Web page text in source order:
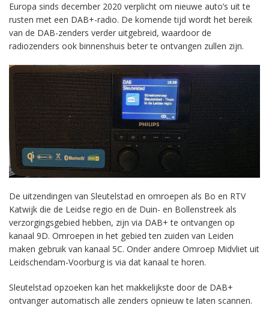
Europa sinds december 2020 verplicht om nieuwe auto’s uit te
rusten met een DAB+-radio. De komende tijd wordt het bereik
van de DAB-zenders verder uitgebreid, waardoor de
radiozenders ook binnenshuis beter te ontvangen zullen zijn.
De uitzendingen van Sleutelstad en omroepen als Bo en RTV
Katwijk die de Leidse regio en de Duin- en Bollenstreek als
verzorgingsgebied hebben, zijn via DAB+ te ontvangen op
kanaal 9D. Omroepen in het gebied ten zuiden van Leiden
maken gebruik van kanaal 5C. Onder andere Omroep Midvliet uit
Leidschendam-Voorburg is via dat kanaal te horen.
Sleutelstad opzoeken kan het makkelijkste door de DAB+
ontvanger automatisch alle zenders opnieuw te laten scannen.